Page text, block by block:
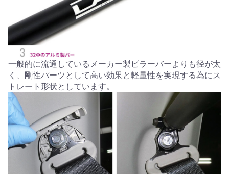
一般的に流通しているメーカー製ピラーバーよりも径が太
く、剛性パーツとして高い効果と軽量性を実現する為にス
トレート形状としています。